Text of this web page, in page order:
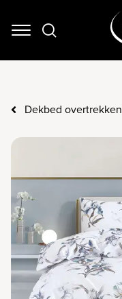
Navigation
Dekbed overtrekken